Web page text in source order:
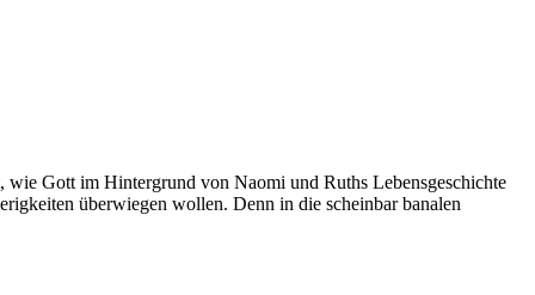
Gott im Hintergrund von Naomi und Ruths Lebensgeschichte
überwiegen wollen. Denn in die scheinbar banalen